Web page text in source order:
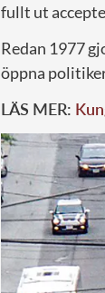
fullt ut
Redan 1977
öppna
LÄS MER: